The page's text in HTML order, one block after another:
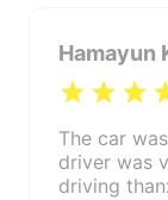
Hamayun
The car
driver was
driving